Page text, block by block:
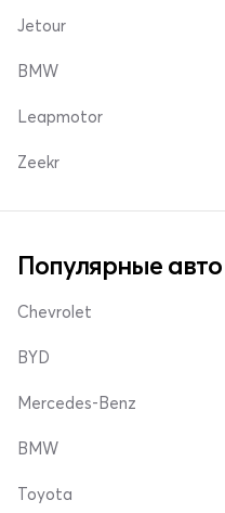
Jetour
BMW
Leapmotor
Zeekr
Популярные
Chevrolet
BYD
Mercedes-Benz
BMW
Toyota